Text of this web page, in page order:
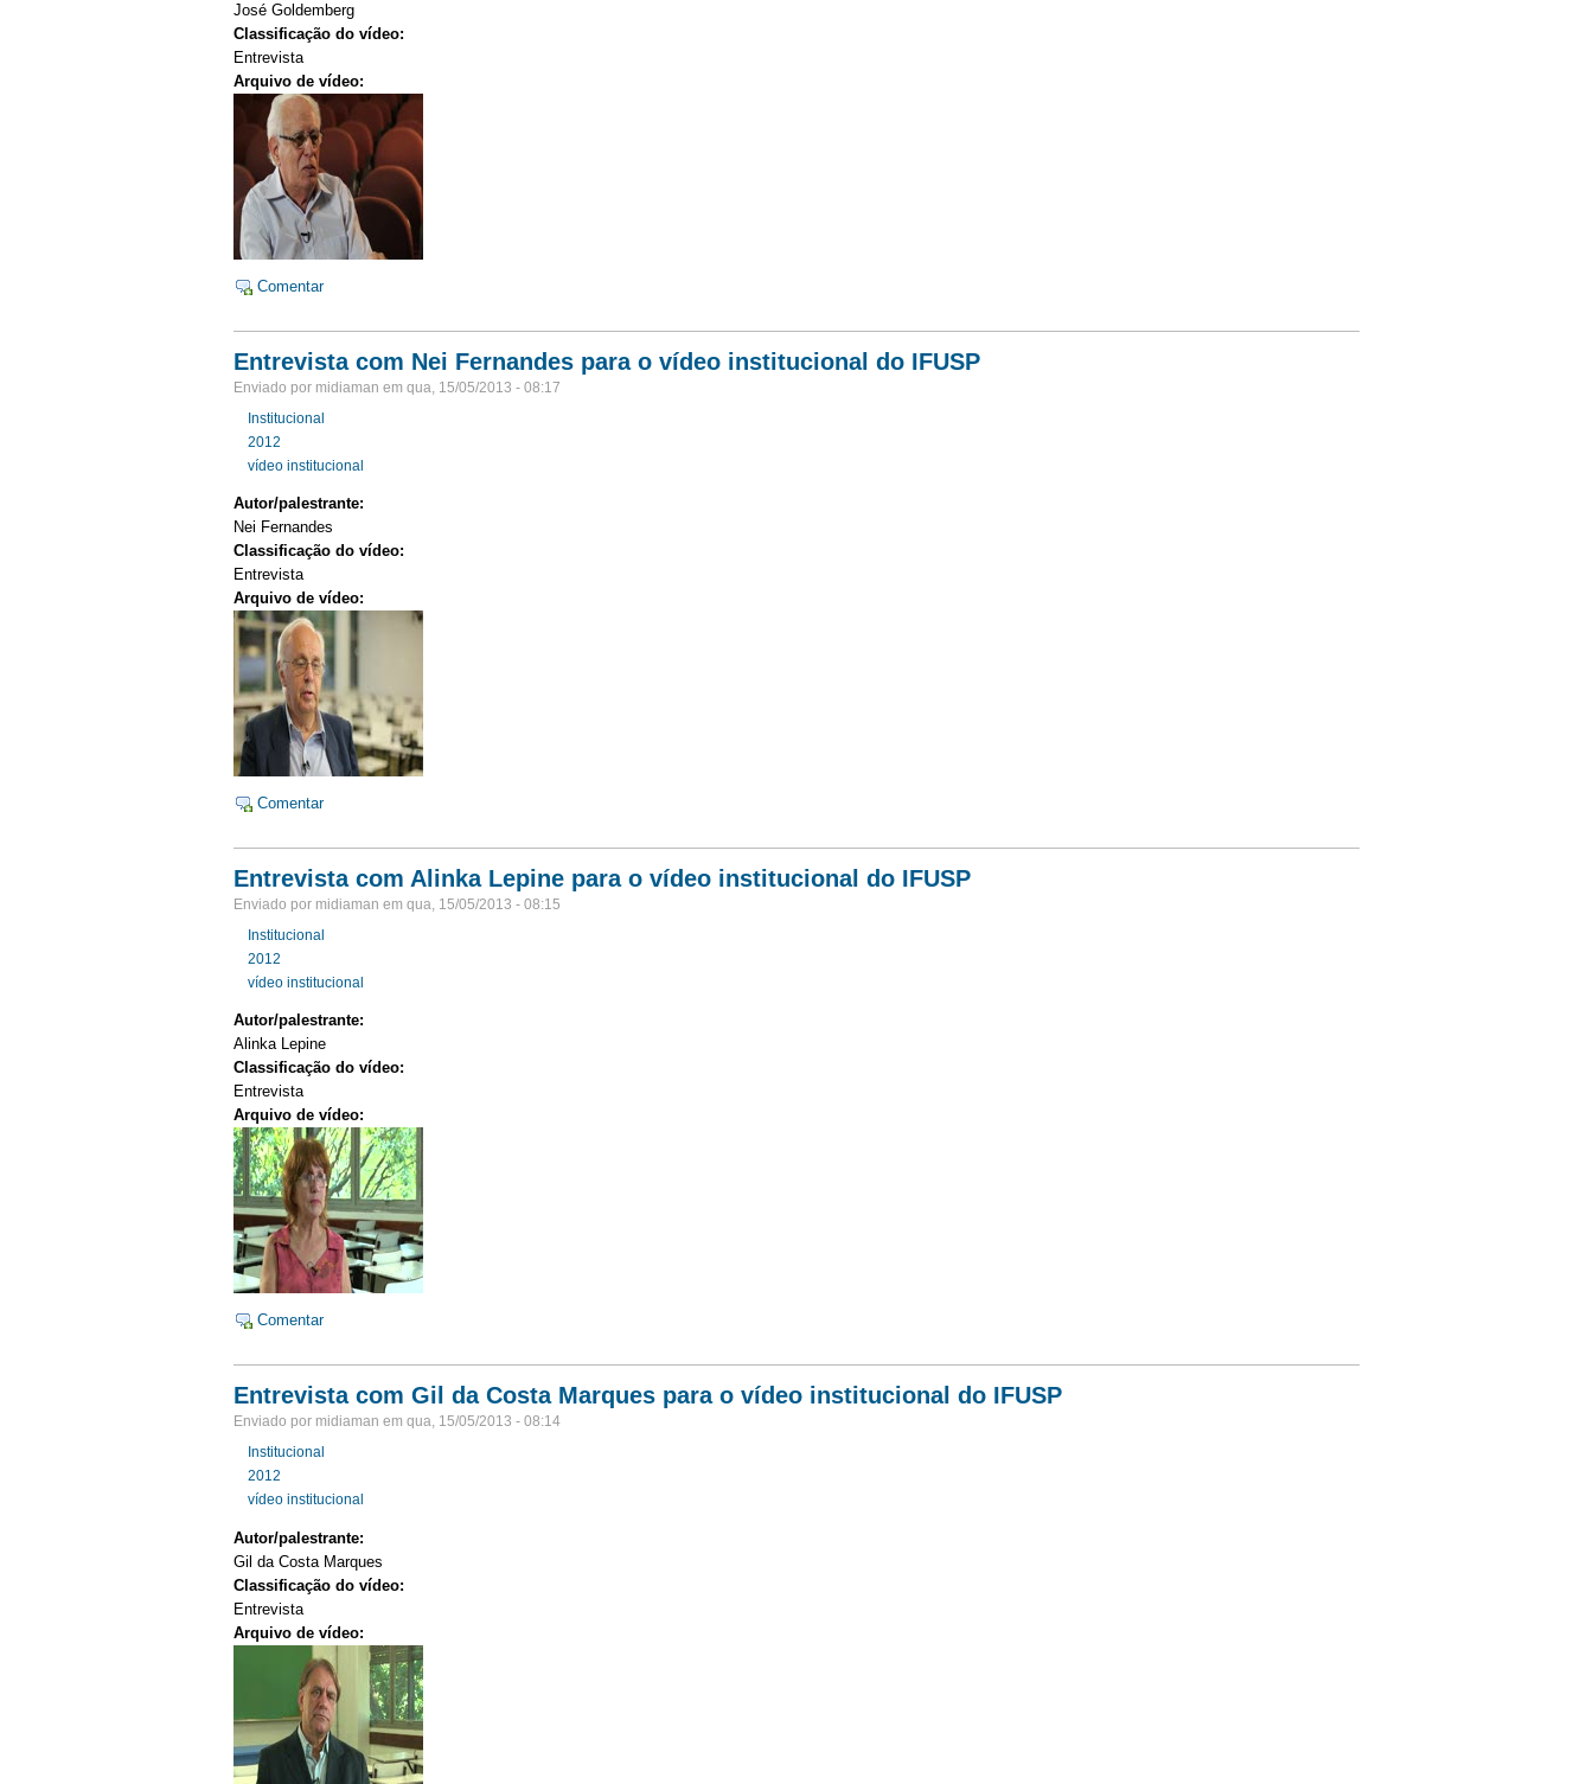
José Goldemberg
Classificação do vídeo:
Entrevista
Arquivo de vídeo:
Comentar
Entrevista com Nei Fernandes para o vídeo institucional do IFUSP
Enviado por midiaman em qua, 15/05/2013 - 08:17
Institucional
2012
vídeo institucional
Autor/palestrante:
Nei Fernandes
Classificação do vídeo:
Entrevista
Arquivo de vídeo:
Comentar
Entrevista com Alinka Lepine para o vídeo institucional do IFUSP
Enviado por midiaman em qua, 15/05/2013 - 08:15
Institucional
2012
vídeo institucional
Autor/palestrante:
Alinka Lepine
Classificação do vídeo:
Entrevista
Arquivo de vídeo:
Comentar
Entrevista com Gil da Costa Marques para o vídeo institucional do IFUSP
Enviado por midiaman em qua, 15/05/2013 - 08:14
Institucional
2012
vídeo institucional
Autor/palestrante:
Gil da Costa Marques
Classificação do vídeo:
Entrevista
Arquivo de vídeo: